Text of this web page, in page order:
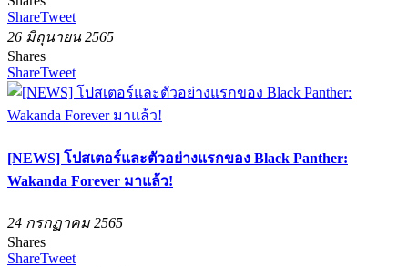
ShareTweet
26 มิถุนายน 2565
Shares
ShareTweet
[NEWS] โปสเตอร์และตัวอย่างแรกของ Black Panther:
Wakanda Forever มาแล้ว!
24 กรกฏาคม 2565
Shares
ShareTweet